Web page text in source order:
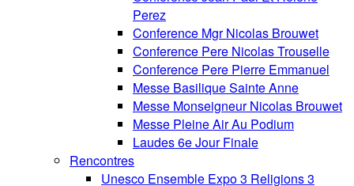
Perez
Conference Mgr Nicolas Brouwet
Conference Pere Nicolas Trouselle
Conference Pere Pierre Emmanuel
Messe Basilique Sainte Anne
Messe Monseigneur Nicolas Brouwet
Messe Pleine Air Au Podium
Laudes 6e Jour Finale
Rencontres
Unesco Ensemble Expo 3 Religions 3